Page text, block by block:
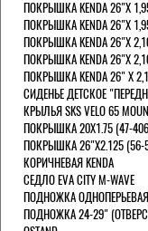
ПОКРЫШКА KENDA 26"Х
ПОКРЫШКА KENDA 26"Х
ПОКРЫШКА KENDA 26"Х
ПОКРЫШКА KENDA 26"Х
ПОКРЫШКА KENDA 26" Х
СИДЕНЬЕ ДЕТСКОЕ
КРЫЛЬЯ SKS VELO 65
ПОКРЫШКА 20X1.75 (47-406)
ПОКРЫШКА 26"Х2.125 (56-
КОРИЧНЕВАЯ KENDA
СЕДЛО EVA CITY M-WAVE
ПОДНОЖКА
ПОДНОЖКА 24-29"